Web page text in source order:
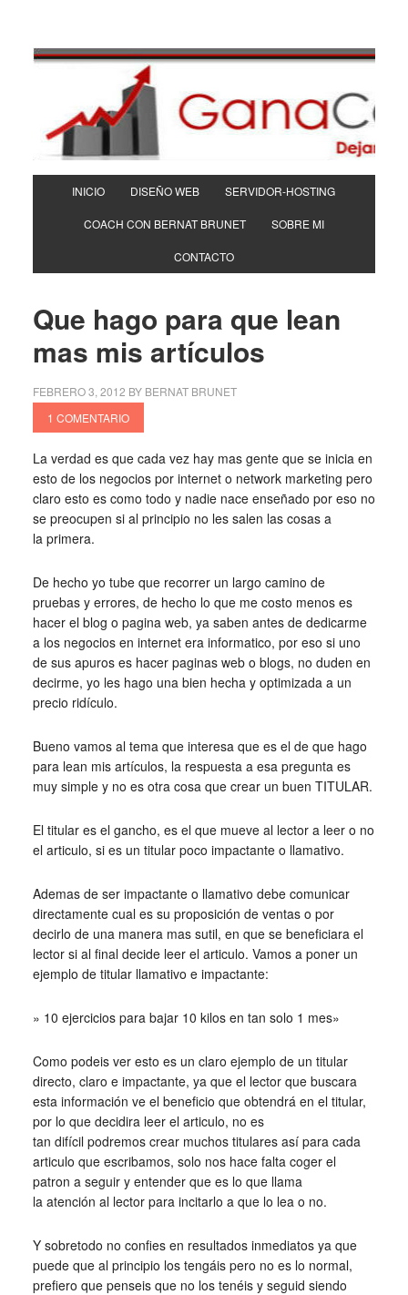
INICIO DISEÑO WEB SERVIDOR-HOSTING
COACH CON BERNAT BRUNET SOBRE MI
CONTACTO
Que hago para que lean
mas mis artículos
FEBRERO 3, 2012 BY BERNAT BRUNET
1 COMENTARIO
La verdad es que cada vez hay mas gente que se inicia en
esto de los negocios por internet o network marketing pero
claro esto es como todo y nadie nace enseñado por eso no
se preocupen si al principio no les salen las cosas a
la primera.
De hecho yo tube que recorrer un largo camino de
pruebas y errores, de hecho lo que me costo menos es
hacer el blog o pagina web, ya saben antes de dedicarme
a los negocios en internet era informatico, por eso si uno
de sus apuros es hacer paginas web o blogs, no duden en
decirme, yo les hago una bien hecha y optimizada a un
precio ridículo.
Bueno vamos al tema que interesa que es el de que hago
para lean mis artículos, la respuesta a esa pregunta es
muy simple y no es otra cosa que crear un buen TITULAR.
El titular es el gancho, es el que mueve al lector a leer o no
el articulo, si es un titular poco impactante o llamativo.
Ademas de ser impactante o llamativo debe comunicar
directamente cual es su proposición de ventas o por
decirlo de una manera mas sutil, en que se beneficiara el
lector si al final decide leer el articulo. Vamos a poner un
ejemplo de titular llamativo e impactante:
» 10 ejercicios para bajar 10 kilos en tan solo 1 mes»
Como podeis ver esto es un claro ejemplo de un titular
directo, claro e impactante, ya que el lector que buscara
esta información ve el beneficio que obtendrá en el titular,
por lo que decidira leer el articulo, no es
tan difícil podremos crear muchos titulares así para cada
articulo que escribamos, solo nos hace falta coger el
patron a seguir y entender que es lo que llama
la atención al lector para incitarlo a que lo lea o no.
Y sobretodo no confies en resultados inmediatos ya que
puede que al principio los tengáis pero no es lo normal,
prefiero que penseis que no los tenéis y seguid siendo